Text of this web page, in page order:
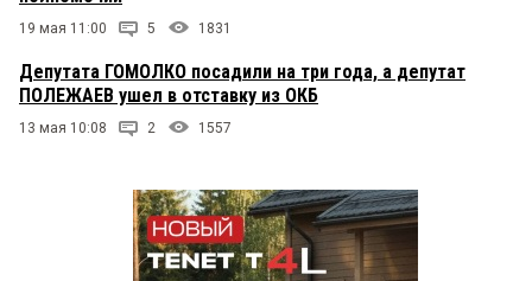
19 мая 11:00 5 1831
Депутата ГОМОЛКО посадили на три года, а депутат
ПОЛЕЖАЕВ ушел в отставку из ОКБ
13 мая 10:08 2 1557